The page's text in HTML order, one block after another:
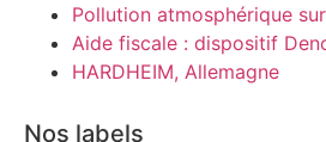
Pollution atmosphérique
Aide fiscale : dispositif
HARDHEIM, Allemagne
Nos labels